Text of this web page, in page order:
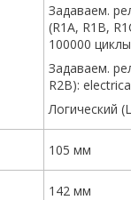
Задаваем.
(R1A, R1B,
100000 циклы
Задаваем.
R2B):
Логический
105 мм
142 мм